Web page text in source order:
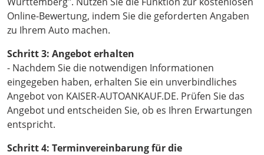
Online-Bewertung, indem Sie die geforderten Angaben
zu Ihrem Auto machen.
Schritt 3: Angebot erhalten
- Nachdem Sie die notwendigen Informationen
eingegeben haben, erhalten Sie ein unverbindliches
Angebot von KAISER-AUTOANKAUF.DE. Prüfen Sie das
Angebot und entscheiden Sie, ob es Ihren Erwartungen
entspricht.
Schritt 4: Terminvereinbarung für die